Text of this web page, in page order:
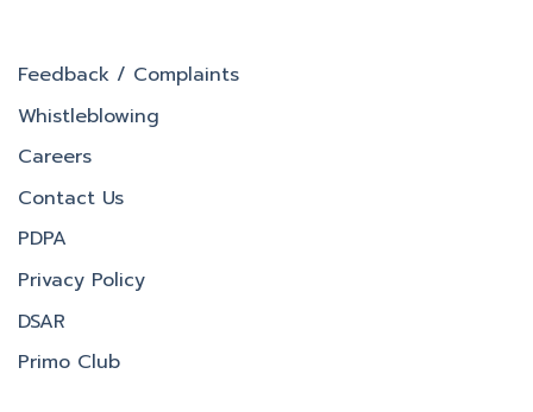
Feedback / Complaints
Whistleblowing
Careers
Contact Us
PDPA
Privacy Policy
DSAR
Primo Club